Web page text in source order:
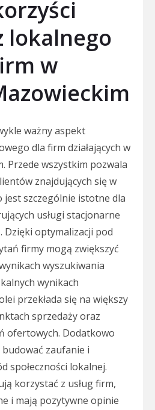
lokalnego
w
ważny aspekt
dla firm działających w
Przede wszystkim pozwala
znajdujących się w
jest szczególnie istotne dla
usługi stacjonarne
optymalizacji pod
firmy mogą zwiększyć
wyszukiwania
wynikach
przekłada się na większy
sprzedaży oraz
ofertowych. Dodatkowo
zaufanie i
społeczności lokalnej.
korzystać z usług firm,
i mają pozytywne opinie